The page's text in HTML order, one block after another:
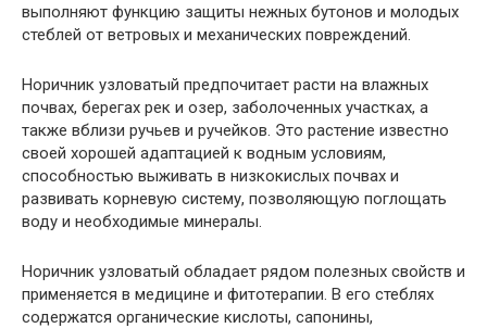
выполняют функцию защиты нежных бутонов и молодых
стеблей от ветровых и механических повреждений.
Норичник узловатый предпочитает расти на влажных
почвах, берегах рек и озер, заболоченных участках, а
также вблизи ручьев и ручейков. Это растение известно
своей хорошей адаптацией к водным условиям,
способностью выживать в низкокислых почвах и
развивать корневую систему, позволяющую поглощать
воду и необходимые минералы.
Норичник узловатый обладает рядом полезных свойств и
применяется в медицине и фитотерапии. В его стеблях
содержатся органические кислоты, сапонины,